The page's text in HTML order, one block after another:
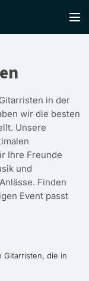
in der
wir die besten
Unsere
Ihre Freunde
und
Finden
Event passt
Gitarristen, die in